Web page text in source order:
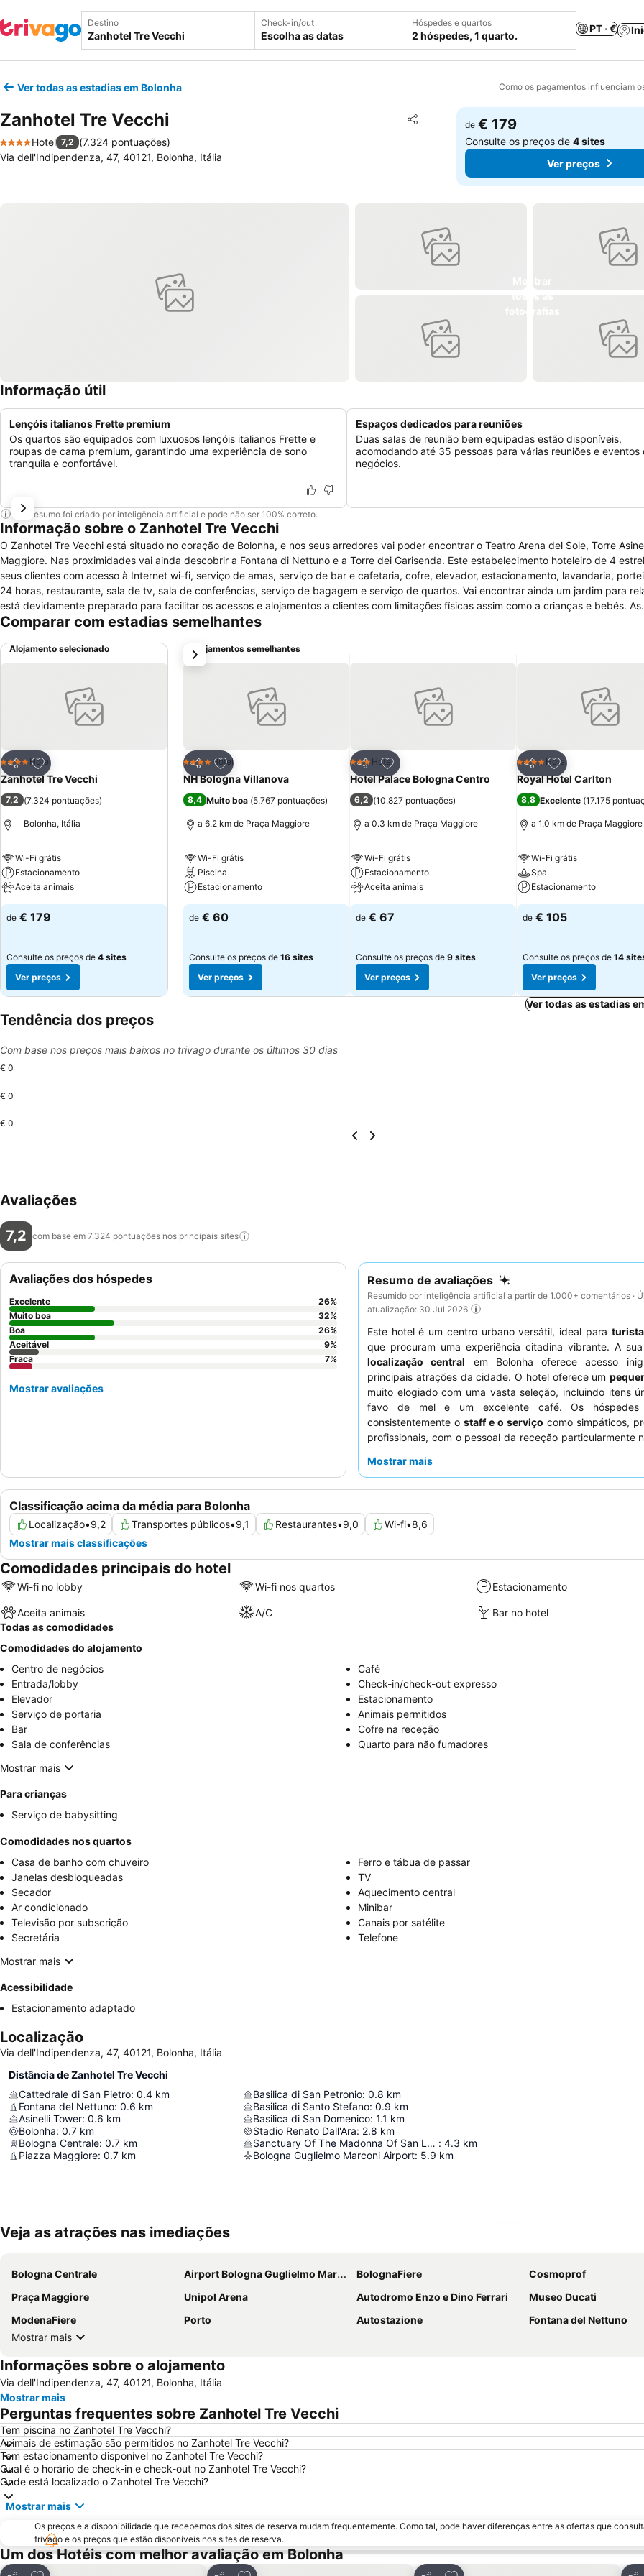
Destino Check-in/out
Escolha as datas
Hóspedes e quartos
2 hóspedes, 1 quarto.
PT · €
Ver todas as estadias em Bolonha Como os pagamentos influenciam
Zanhotel Tre Vecchi Partilhar
Adicionar aos favoritos
4 Estrelas
Hotel 7,2 (7.324 pontuações)
Via dell'Indipendenza, 47, 40121, Bolonha, Itália
de € 179
Consulte os preços de4 sites
Ver preços
Informação útil
Lençóis italianos Frette premium
Os quartos são equipados com luxuosos lençóis italianos Frette e
roupas de cama premium, garantindo uma experiência de sono
tranquila e confortável.
Espaços dedicados para reuniões
Duas salas de reunião bem equipadas estão disponíveis,
acomodando até 35 pessoas para várias reuniões e eventos
negócios.
Este resumo foi criado por inteligência artificial e pode não ser 100% correto.
Informação sobre o Zanhotel Tre Vecchi
O Zanhotel Tre Vecchi está situado no coração de Bolonha, e nos seus arredores vai poder encontrar o Teatro Arena del Sole, Torre
Maggiore. Nas proximidades vai ainda descobrir a Fontana di Nettuno e a Torre dei Garisenda. Este estabelecimento hoteleiro de 4
seus clientes com acesso à Internet wi-fi, serviço de amas, serviço de bar e cafetaria, cofre, elevador, estacionamento, lavandaria,
24 horas, restaurante, sala de tv, sala de conferências, serviço de bagagem e serviço de quartos. Vai encontrar ainda um jardim para
está devidamente preparado para facilitar os acessos e alojamentos a clientes com limitações físicas assim como a crianças e bebés. As
comodidades presentes nos quartos, para não fumadores, incluem aquecedor, ar condicionado, quarto de banho com chuveiro, tv
telefone. A política interna do Hotel permite a estadia a animais de estimação no seu interior.
Comparar com estadias semelhantes
Alojamento selecionado
Partilhar
Adicionar aos favoritos
4 EstrelasHotel
Zanhotel Tre Vecchi
7,2 (7.324 pontuações)
Bolonha, Itália
Wi-Fi grátis
Estacionamento
Aceita animais
de € 179
Consulte os preços de 4 sites
Ver preços
Alojamentos semelhantes
Partilhar
Adicionar aos favoritos
4 EstrelasHotel
NH Bologna Villanova
8,4 Muito boa (5.767 pontuações)
a 6.2 km de Praça Maggiore
Wi-Fi grátis
Piscina
Estacionamento
de € 60
Consulte os preços de 16 sites
Ver preços
Partilhar
Adicionar aos favoritos
3 Estrelas
Hotel
Hotel Palace Bologna Centro
6,2 (10.827 pontuações)
a 0.3 km de Praça Maggiore
Wi-Fi grátis
Estacionamento
Aceita animais
de € 67
Consulte os preços de 9 sites
Ver preços
Partilhar
Adicionar aos
4 EstrelasHotel
Royal Hotel Carlton
8,8 Excelente (17.175
a 1.0 km de Praça Maggiore
Wi-Fi grátis
Spa
Estacionamento
de € 105
Consulte os preços de 14
Ver preços
próximo
Ver todas as estadias
Tendência dos preços
Com base nos preços mais baixos no trivago durante os últimos 30 dias
€ 0
€ 0
€ 0
Avaliações
7,2 com base em 7.324 pontuações nos principais sites
Resumo de avaliações
Resumido por inteligência artificial a partir de 1.000+ comentários ·
atualização: 30 Jul 2026
Este hotel é um centro urbano versátil, ideal para
que procuram uma experiência citadina vibrante. A sua
localização central em Bolonha oferece acesso
principais atrações da cidade. O hotel oferece um
muito elogiado com uma vasta seleção, incluindo itens
favo de mel e um excelente café. Os hóspedes
consistentemente o staff e o serviço como simpáticos,
profissionais, com o pessoal da receção particularmente
aconselhados a solicitar um quarto recentemente
Mostrar mais
Classificação acima da média para Bolonha
Localização•9,2 Transportes públicos•9,1 Restaurantes•9,0 Wi-fi•8,6
Mostrar mais classificações
Avaliações dos hóspedes
Excelente 26%
Muito boa
32%
Boa
26%
Aceitável
9%
Fraca
7%
Mostrar avaliações
Comodidades principais do hotel
Wi-fi no lobby Wi-fi nos quartos Estacionamento
Aceita animais A/C
Bar no hotel
Todas as comodidades
Comodidades do alojamento
Centro de negócios
Café
Entrada/lobby
Check-in/check-out expresso
Elevador
Estacionamento
Serviço de portaria
Animais permitidos
Bar
Cofre na receção
Sala de conferências
Quarto para não fumadores
Mostrar mais
Para crianças
Serviço de babysitting
Comodidades nos quartos
Casa de banho com chuveiro
Ferro e tábua de passar
Janelas desbloqueadas
TV
Secador
Aquecimento central
Ar condicionado
Minibar
Televisão por subscrição
Canais por satélite
Secretária
Telefone
Mostrar mais
Acessibilidade
Estacionamento adaptado
Localização
Via dell'Indipendenza, 47, 40121, Bolonha, Itália
Distância de Zanhotel Tre Vecchi
Cattedrale di San Pietro: 0.4 km
Fontana del Nettuno: 0.6 km
Asinelli Tower: 0.6 km
Bolonha: 0.7 km
Bologna Centrale: 0.7 km
Piazza Maggiore: 0.7 km
Basilica di San Petronio: 0.8 km
Basilica di Santo Stefano: 0.9 km
Basilica di San Domenico: 1.1 km
Stadio Renato Dall'Ara: 2.8 km
Sanctuary Of The Madonna Of San Luca : 4.3 km
Bologna Guglielmo Marconi Airport: 5.9 km
Veja as atrações nas imediações
Bologna Centrale Airport Bologna Guglielmo Marconi BolognaFiere
Cosmoprof
Praça Maggiore
Unipol Arena Autodromo Enzo e Dino Ferrari
Museo Ducati
ModenaFiere
Porto Autostazione
Fontana del Nettuno
Mostrar mais
Informações sobre o alojamento
Via dell'Indipendenza, 47, 40121, Bolonha, Itália
Mostrar mais
Perguntas frequentes sobre Zanhotel Tre Vecchi
Tem piscina no Zanhotel Tre Vecchi?
Animais de estimação são permitidos no Zanhotel Tre Vecchi?
Tem estacionamento disponível no Zanhotel Tre Vecchi?
Qual é o horário de check-in e check-out no Zanhotel Tre Vecchi?
Onde está localizado o Zanhotel Tre Vecchi?
Mostrar mais
Os preços e a disponibilidade que recebemos dos sites de reserva mudam frequentemente. Como tal, pode haver diferenças entre as ofertas que
trivago e os preços que estão disponíveis nos sites de reserva.
Um dos Hotéis com melhor avaliação em Bolonha